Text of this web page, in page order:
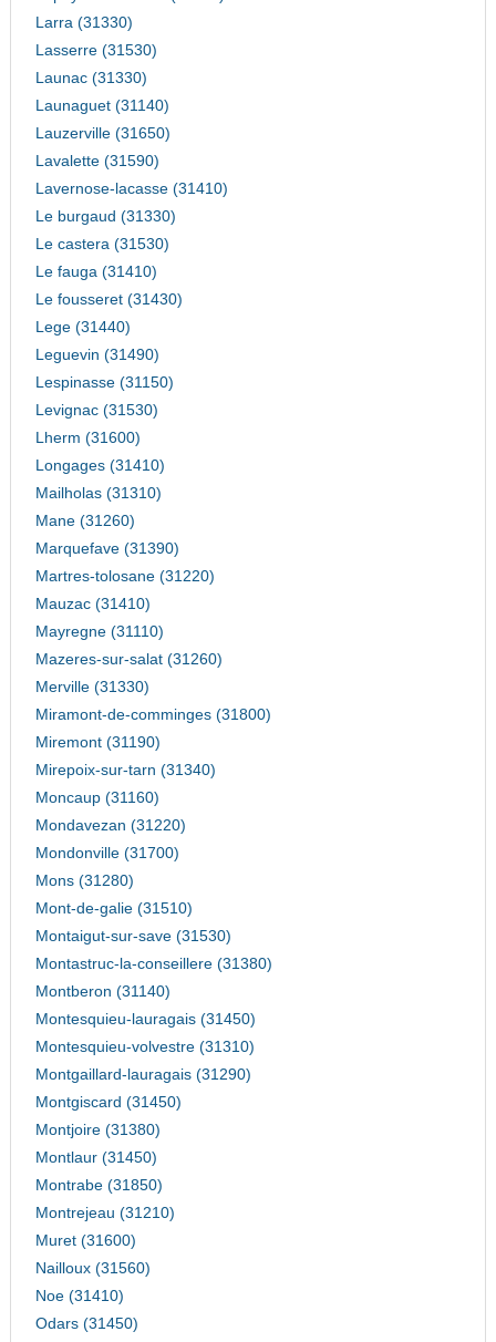
Larra (31330)
Lasserre (31530)
Launac (31330)
Launaguet (31140)
Lauzerville (31650)
Lavalette (31590)
Lavernose-lacasse (31410)
Le burgaud (31330)
Le castera (31530)
Le fauga (31410)
Le fousseret (31430)
Lege (31440)
Leguevin (31490)
Lespinasse (31150)
Levignac (31530)
Lherm (31600)
Longages (31410)
Mailholas (31310)
Mane (31260)
Marquefave (31390)
Martres-tolosane (31220)
Mauzac (31410)
Mayregne (31110)
Mazeres-sur-salat (31260)
Merville (31330)
Miramont-de-comminges (31800)
Miremont (31190)
Mirepoix-sur-tarn (31340)
Moncaup (31160)
Mondavezan (31220)
Mondonville (31700)
Mons (31280)
Mont-de-galie (31510)
Montaigut-sur-save (31530)
Montastruc-la-conseillere (31380)
Montberon (31140)
Montesquieu-lauragais (31450)
Montesquieu-volvestre (31310)
Montgaillard-lauragais (31290)
Montgiscard (31450)
Montjoire (31380)
Montlaur (31450)
Montrabe (31850)
Montrejeau (31210)
Muret (31600)
Nailloux (31560)
Noe (31410)
Odars (31450)